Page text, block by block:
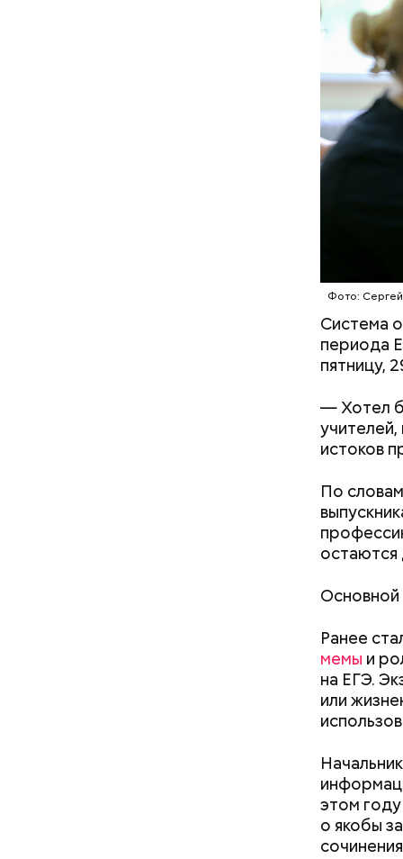
Фото:
Система
периода
пятницу,
— Хотел
учителей,
истоков
По
остаются
Основной
Ранее
мемы и
на ЕГЭ.
или
этом
о якобы
В
своими
с
лишним